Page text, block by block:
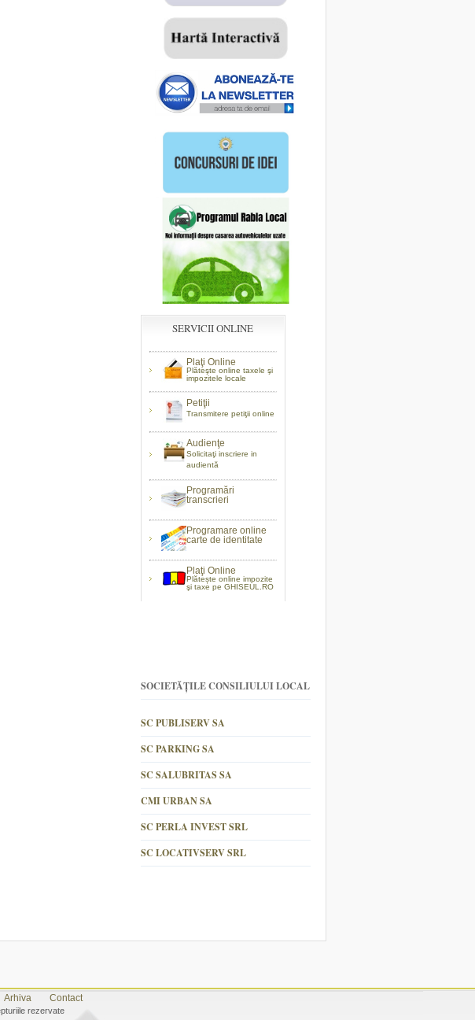
SERVICII ONLINE
Plaţi Online
Plăteşte online taxele şi
impozitele locale
Petiţii
Transmitere petiţii online
Audienţe
Solicitaţi inscriere in
audientă
Programări
transcrieri
Programare online
carte de identitate
Plaţi Online
Plătește online impozite
şi taxe pe GHISEUL.RO
SOCIETĂȚILE CONSILIULUI LOCAL
SC PUBLISERV SA
SC PARKING SA
SC SALUBRITAS SA
CMI URBAN SA
SC PERLA INVEST SRL
SC LOCATIVSERV SRL
Arhiva Contact
rezervate